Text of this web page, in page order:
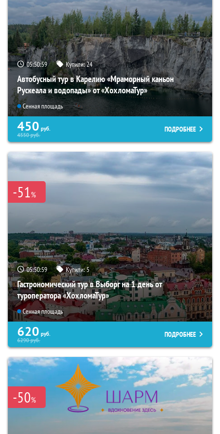
05:50:58 Купили:24
Автобусный тур в Карелию «Мраморный каньон
Рускеала и водопады» от «ХохломаТур»
Сенная площадь
450 руб.
4550руб.
ПОДРОБНЕЕ
-51%
05:50:58 Купили:5
Гастрономический тур в Выборг на 1 день от
туроператора «ХохломаТур»
Сенная площадь
620 руб.
6290руб.
ПОДРОБНЕЕ
-50%